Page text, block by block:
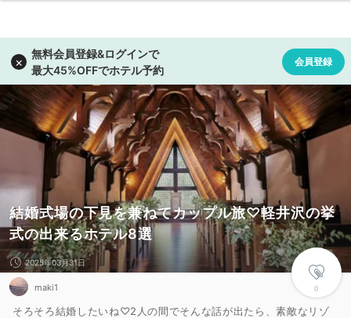
結婚式場の下見を兼ねてカップル旅♡軽井沢の挙
式の出来るホテル8選
0
2025年03月31日
maki1
そろそろ結婚したいね♡2人の間でそんな話が出たら、素敵なリゾ